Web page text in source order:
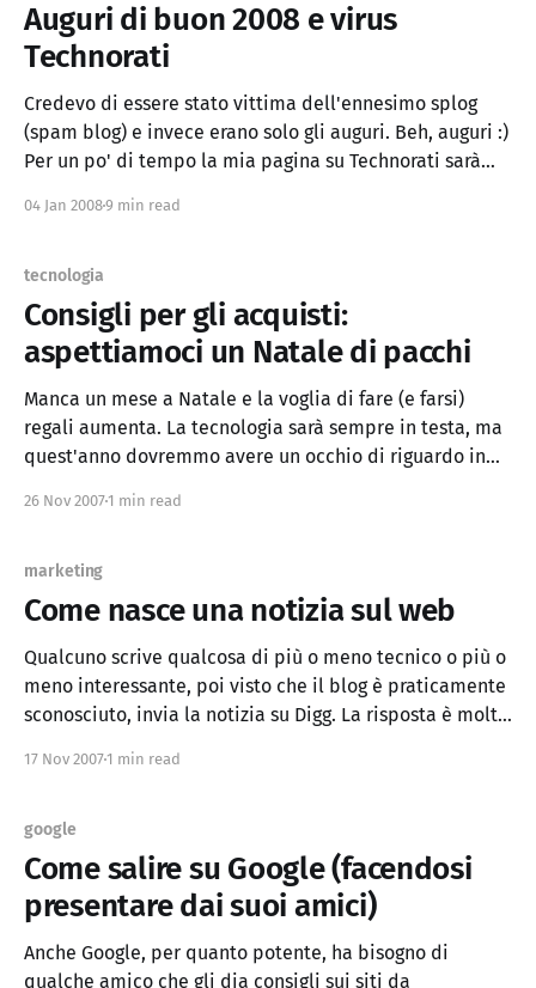
Auguri di buon 2008 e virus
Technorati
Credevo di essere stato vittima dell'ennesimo splog
(spam blog) e invece erano solo gli auguri. Beh, auguri :)
Per un po' di tempo la mia pagina su Technorati sarà
MMMMMNNNNNNNNNNNDDD88DD88DDDDDNNNNNNNN
MMMMMNNNNNNNDDNNDDDDDDDDDDDDDDNNNNNNNN
NMMMMMMMMMMMMMMMMMMMMM
MMMMMMNNNNNNNNNNDDDDDDDDDDDDDDDNNNNNN
NNNMMMMMMMMMMMMMMMMMMMM
MMMMMNNNNNNNNNNNNDDDDDDDDDDD8DDNNNNNNN
NNNMMMMMMMMMMMMMMMMMMM
MMMMNNNNNNNNNNNNNNNDDDDDDDDD8DNNNNNNN
04 Jan 20089 min read
tecnologia
Consigli per gli acquisti:
aspettiamoci un Natale di pacchi
Manca un mese a Natale e la voglia di fare (e farsi)
regali aumenta. La tecnologia sarà sempre in testa, ma
quest'anno dovremmo avere un occhio di riguardo in
navigatori, cellulari,.. ma dal caro pc di casa. Se
26 Nov 2007 1 min read
marketing
Come nasce una notizia sul web
Qualcuno scrive qualcosa di più o meno tecnico o più o
meno interessante, poi visto che il blog è praticamente
sconosciuto, invia la notizia su Digg. La risposta è molto
bastava scrivere "10 modi per ..." per essere
17 Nov 2007 1 min read
google
Come salire su Google (facendosi
presentare dai suoi amici)
Anche Google, per quanto potente, ha bisogno di
qualche amico che gli dia consigli sui siti da